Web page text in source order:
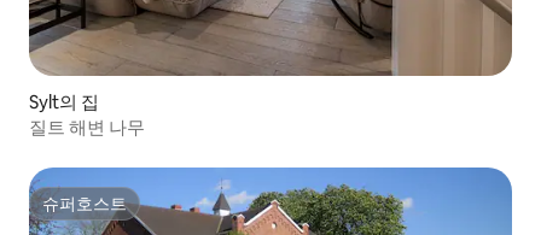
Sylt의 집
질트 해변 나무
슈퍼호스트
슈퍼호스트